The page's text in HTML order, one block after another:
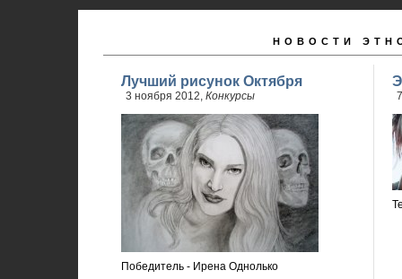
НОВОСТИ
Лучший рисунок Октября
3 ноября 2012, Конкурсы
Победитель - Ирена Однолько